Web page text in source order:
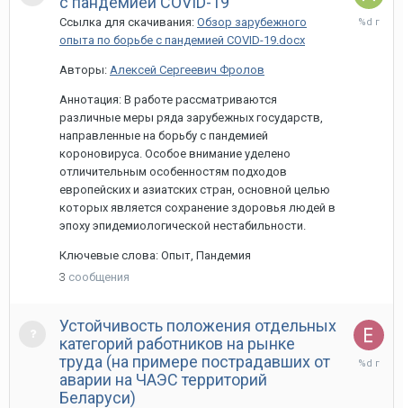
Ссылка для скачивания: Обзор зарубежного
опыта по борьбе с пандемией COVID-19.docx
Авторы: Алексей Сергеевич Фролов
Аннотация: В работе рассматриваются
различные меры ряда зарубежных государств,
направленные на борьбу с пандемией
короновируса. Особое внимание уделено
отличительным особенностям подходов
европейских и азиатских стран, основной целью
которых является сохранение здоровья людей в
эпоху эпидемиологической нестабильности.
Ключевые слова: Опыт, Пандемия
3 сообщения
1
Устойчивость положения отдельных
категорий работников на рынке
труда (на примере пострадавших от
аварии на ЧАЭС территорий
Беларуси)
31